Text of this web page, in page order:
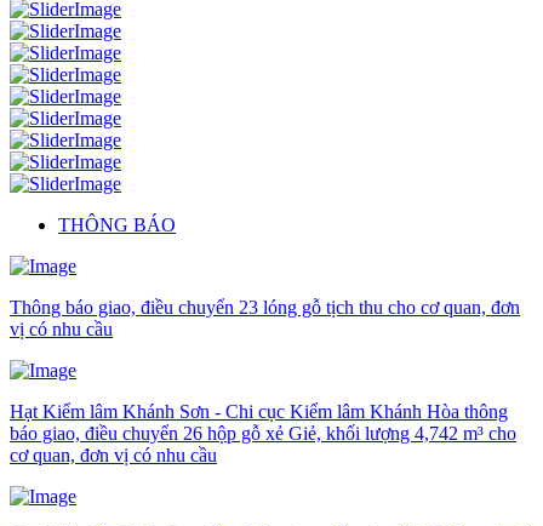
THÔNG BÁO
Thông báo giao, điều chuyển 23 lóng gỗ tịch thu cho cơ quan, đơn
vị có nhu cầu
Hạt Kiểm lâm Khánh Sơn - Chi cục Kiểm lâm Khánh Hòa thông
báo giao, điều chuyển 26 hộp gỗ xẻ Giẻ, khối lượng 4,742 m³ cho
cơ quan, đơn vị có nhu cầu